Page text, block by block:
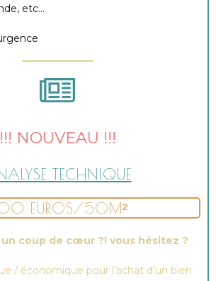
etc…
!!! NOUVEAU !!!
TECHNIQUE
EUROS/50M²
un coup de cœur ?! vous hésitez ?
/ économique pour l’achat d’un bien